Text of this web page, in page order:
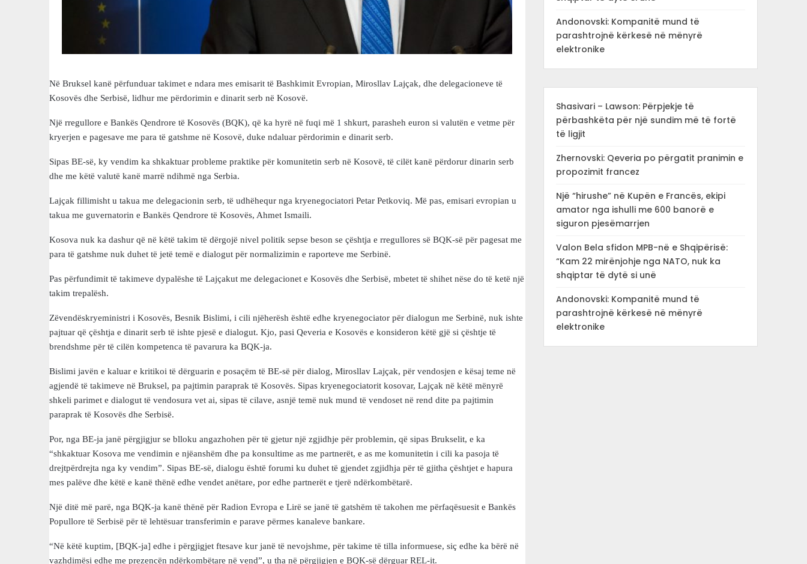
Në Bruksel kanë përfunduar takimet e ndara mes emisarit të Bashkimit Evropian, Mirosllav Lajçak, dhe delegacioneve të
Kosovës dhe Serbisë, lidhur me përdorimin e dinarit serb në Kosovë.
Një rregullore e Bankës Qendrore të Kosovës (BQK), që ka hyrë në fuqi më 1 shkurt, parasheh euron si valutën e vetme për
kryerjen e pagesave me para të gatshme në Kosovë, duke ndaluar përdorimin e dinarit serb.
Sipas BE-së, ky vendim ka shkaktuar probleme praktike për komunitetin serb në Kosovë, të cilët kanë përdorur dinarin serb
dhe me këtë valutë kanë marrë ndihmë nga Serbia.
Lajçak fillimisht u takua me delegacionin serb, të udhëhequr nga kryenegociatori Petar Petkoviq. Më pas, emisari evropian u
takua me guvernatorin e Bankës Qendrore të Kosovës, Ahmet Ismaili.
Kosova nuk ka dashur që në këtë takim të dërgojë nivel politik sepse beson se çështja e rregullores së BQK-së për pagesat me
para të gatshme nuk duhet të jetë temë e dialogut për normalizimin e raporteve me Serbinë.
Pas përfundimit të takimeve dypalëshe të Lajçakut me delegacionet e Kosovës dhe Serbisë, mbetet të shihet nëse do të ketë një
takim trepalësh.
Zëvendëskryeministri i Kosovës, Besnik Bislimi, i cili njëherësh është edhe kryenegociator për dialogun me Serbinë, nuk ishte
pajtuar që çështja e dinarit serb të ishte pjesë e dialogut. Kjo, pasi Qeveria e Kosovës e konsideron këtë gjë si çështje të
brendshme për të cilën kompetenca të pavarura ka BQK-ja.
Bislimi javën e kaluar e kritikoi të dërguarin e posaçëm të BE-së për dialog, Mirosllav Lajçak, për vendosjen e kësaj teme në
agjendë të takimeve në Bruksel, pa pajtimin paraprak të Kosovës. Sipas kryenegociatorit kosovar, Lajçak në këtë mënyrë
shkeli parimet e dialogut të vendosura vet ai, sipas të cilave, asnjë temë nuk mund të vendoset në rend dite pa pajtimin
paraprak të Kosovës dhe Serbisë.
Por, nga BE-ja janë përgjigjur se blloku angazhohen për të gjetur një zgjidhje për problemin, që sipas Brukselit, e ka
“shkaktuar Kosova me vendimin e njëanshëm dhe pa konsultime as me partnerët, e as me komunitetin i cili ka pasoja të
drejtpërdrejta nga ky vendim”. Sipas BE-së, dialogu është forumi ku duhet të gjendet zgjidhja për të gjitha çështjet e hapura
mes palëve dhe këtë e kanë thënë edhe vendet anëtare, por edhe partnerët e tjerë ndërkombëtarë.
Një ditë më parë, nga BQK-ja kanë thënë për Radion Evropa e Lirë se janë të gatshëm të takohen me përfaqësuesit e Bankës
Popullore të Serbisë për të lehtësuar transferimin e parave përmes kanaleve bankare.
“Në këtë kuptim, [BQK-ja] edhe i përgjigjet ftesave kur janë të nevojshme, për takime të tilla informuese, siç edhe ka bërë në
vazhdimësi edhe me prezencën ndërkombëtare në vend”, u tha në përgjigjen e BQK-së dërguar REL-it.
Andonovski: Kompanitë mund të
parashtrojnë kërkesë në mënyrë
elektronike
Shasivari – Lawson: Përpjekje të
përbashkëta për një sundim më të fortë
të ligjit
Zhernovski: Qeveria po përgatit pranimin e
propozimit francez
Një “hirushe” në Kupën e Francës, ekipi
amator nga ishulli me 600 banorë e
siguron pjesëmarrjen
Valon Bela sfidon MPB-në e Shqipërisë:
“Kam 22 mirënjohje nga NATO, nuk ka
shqiptar të dytë si unë
Andonovski: Kompanitë mund të
parashtrojnë kërkesë në mënyrë
elektronike